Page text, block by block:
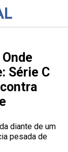
Série C
diante de um
pesada de